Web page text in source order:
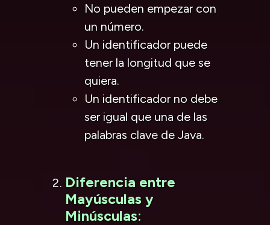
No pueden empezar con
un número.
Un identificador puede
tener la longitud que se
quiera.
Un identificador no debe
ser igual que una de las
palabras clave de Java.
Diferencia entre
Mayúsculas y
Minúsculas: